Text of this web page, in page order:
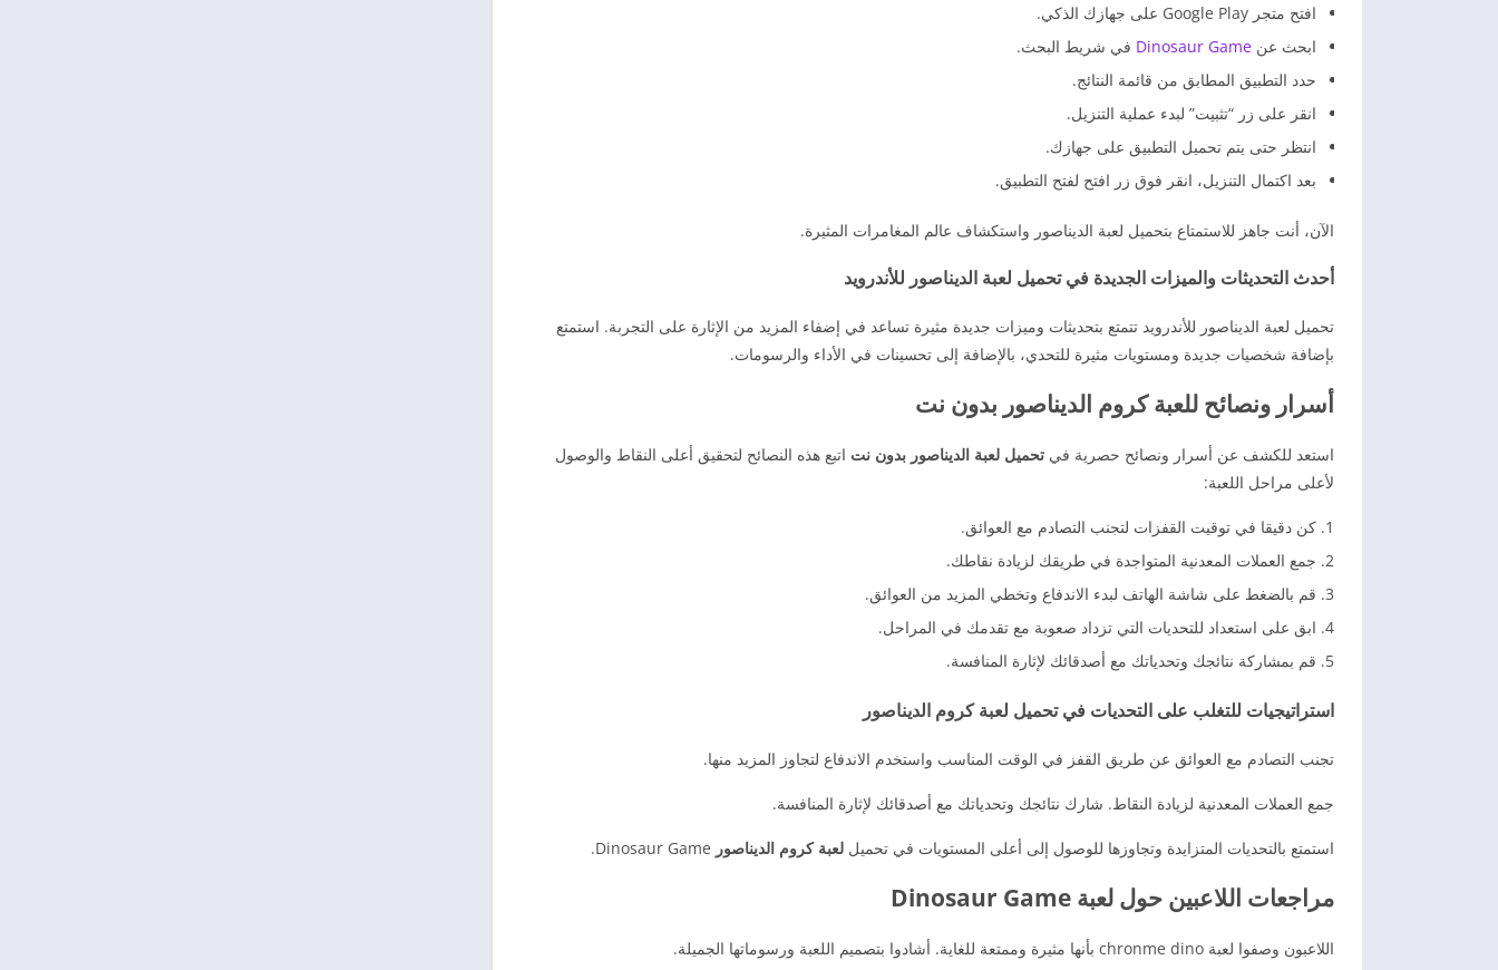
افتح متجر Google Play على جهازك الذكي.
ابحث عن Dinosaur Game في شريط البحث.
حدد التطبيق المطابق من قائمة النتائج.
انقر على زر “تثبيت” لبدء عملية التنزيل.
انتظر حتى يتم تحميل التطبيق على جهازك.
بعد اكتمال التنزيل، انقر فوق زر افتح لفتح التطبيق.
الآن، أنت جاهز للاستمتاع بتحميل لعبة الديناصور واستكشاف عالم المغامرات المثيرة.
أحدث التحديثات والميزات الجديدة في تحميل لعبة الديناصور للأندرويد
تحميل لعبة الديناصور للأندرويد تتمتع بتحديثات وميزات جديدة مثيرة تساعد في إضفاء المزيد من الإثارة على التجربة. استمتع
بإضافة شخصيات جديدة ومستويات مثيرة للتحدي، بالإضافة إلى تحسينات في الأداء والرسومات.
أسرار ونصائح للعبة كروم الديناصور بدون نت
استعد للكشف عن أسرار ونصائح حصرية في تحميل لعبة الديناصور بدون نت اتبع هذه النصائح لتحقيق أعلى النقاط والوصول
لأعلى مراحل اللعبة:
كن دقيقا في توقيت القفزات لتجنب التصادم مع العوائق.
جمع العملات المعدنية المتواجدة في طريقك لزيادة نقاطك.
قم بالضغط على شاشة الهاتف لبدء الاندفاع وتخطي المزيد من العوائق.
ابق على استعداد للتحديات التي تزداد صعوبة مع تقدمك في المراحل.
قم بمشاركة نتائجك وتحدياتك مع أصدقائك لإثارة المنافسة.
استراتيجيات للتغلب على التحديات في تحميل لعبة كروم الديناصور
تجنب التصادم مع العوائق عن طريق القفز في الوقت المناسب واستخدم الاندفاع لتجاوز المزيد منها.
جمع العملات المعدنية لزيادة النقاط. شارك نتائجك وتحدياتك مع أصدقائك لإثارة المنافسة.
استمتع بالتحديات المتزايدة وتجاوزها للوصول إلى أعلى المستويات في تحميل لعبة كروم الديناصور
مراجعات اللاعبين حول لعبة Dinosaur Game
اللاعبون وصفوا لعبة chronme dino بأنها مثيرة وممتعة للغاية. أشادوا بتصميم اللعبة ورسوماتها الجميلة.